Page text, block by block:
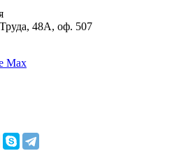
48А, оф. 507
Max